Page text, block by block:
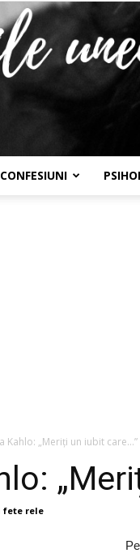
CONFESIUNI
Kahlo: „Meriți un iubit care…”
fete rele